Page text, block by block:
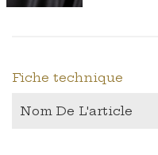
Fiche technique
Nom De L'article